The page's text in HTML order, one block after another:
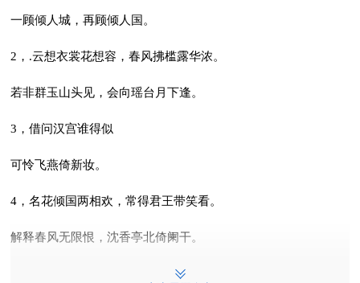
一顾倾人城，再顾倾人国。
2，.云想衣裳花想容，春风拂槛露华浓。
若非群玉山头见，会向瑶台月下逢。
3，借问汉宫谁得似
可怜飞燕倚新妆。
4，名花倾国两相欢，常得君王带笑看。
解释春风无限恨，沈香亭北倚阑干。
5.美女卷珠帘,深坐蹙蛾眉,但见泪痕湿,不知心恨谁 6，聘聘袅袅